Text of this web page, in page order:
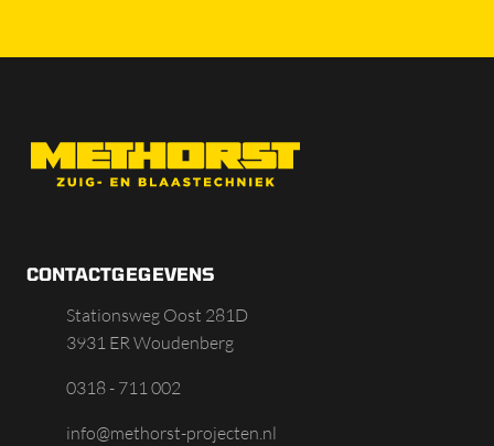
CONTACTGEGEVENS
Stationsweg Oost 281D
3931 ER Woudenberg
0318 - 711 002
info@methorst-projecten.nl